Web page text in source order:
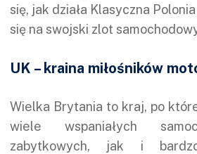
się, jak działa Klasyczna
się na swojski zlot
UK – kraina miłośników
Wielka Brytania to kraj, po
wiele wspaniałych
zabytkowych, jak i